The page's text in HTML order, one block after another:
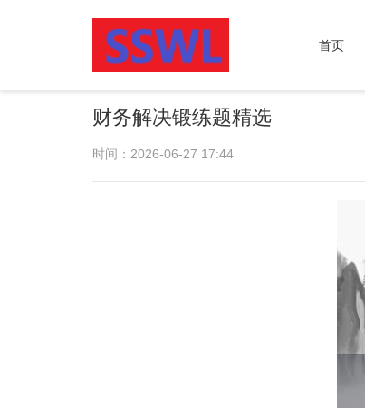
首页
财务解决锻练题精选
时间：2026-06-27 17:44